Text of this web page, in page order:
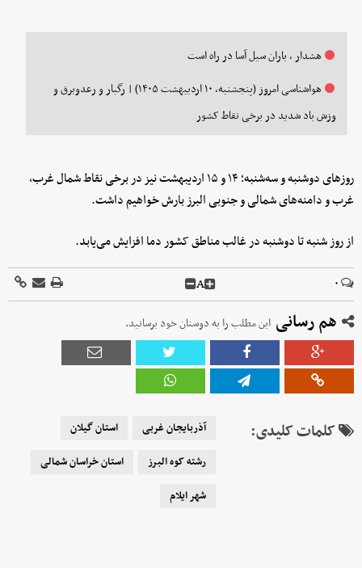
هشدار ، باران سیل آسا در راه است
هواشناسی امروز (پنجشنبه، ۱۰ اردیبهشت ۱۴۰۵) | رگبار و رعدوبرق و
وزش باد شدید در برخی نقاط کشور
روزهای دوشنبه و سه‌شنبه؛ ۱۴ و ۱۵ اردیبهشت نیز در برخی نقاط شمال غرب،
غرب و دامنه‌های شمالی و جنوبی البرز بارش خواهیم داشت.
از روز شنبه تا دوشنبه در غالب مناطق کشور دما افزایش می‌یابد.
۰ A
هم رسانی این مطلب را به دوستان خود برسانید.
کلمات کلیدی: آذربایجان غربی
استان گیلان
رشته کوه البرز
استان خراسان شمالی
شهر ایلام